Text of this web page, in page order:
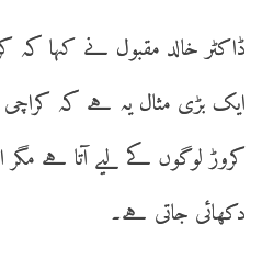
ڈاکٹر خالد مقبول نے کہا کہ
کروڑ
دکھائی جاتی ہے۔